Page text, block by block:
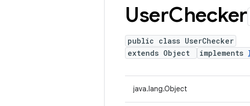
UserChecker
public class UserChecker
extends Object
implements
java.lang.Object